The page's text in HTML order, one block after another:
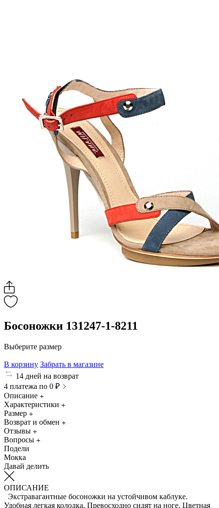
Босоножки 131247-1-8211
Выберите размер
В корзину Забрать в магазине
14 дней на возврат
4 платежа по 0 ₽
Описание
Характеристики
Размер
Возврат и обмен
Отзывы
Вопросы
Подели
Мокка
Давай делить
ОПИСАНИЕ
Экстравагантные босоножки на устойчивом каблуке.
Удобная легкая колодка. Превосходно сидят на ноге. Цветная